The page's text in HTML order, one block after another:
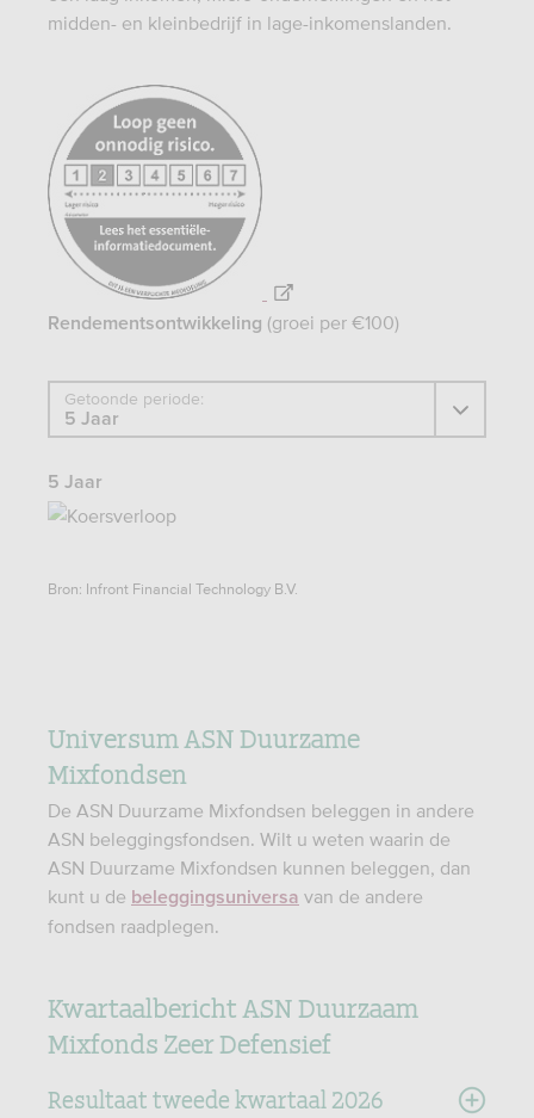
midden- en kleinbedrijf in lage-inkomenslanden.
https://www.afm.nl/nl-
nl/sector/themas/dienstverlening-
aan-
consumenten/informatieverstrekking/essentiele-
informatiedocument-
eid
Rendementsontwikkeling (groei per €100)
Getoonde periode:
5 Jaar
Bron: Infront Financial Technology B.V.
Universum ASN Duurzame
Mixfondsen
De ASN Duurzame Mixfondsen beleggen in andere
ASN beleggingsfondsen. Wilt u weten waarin de
ASN Duurzame Mixfondsen kunnen beleggen, dan
kunt u de beleggingsuniversa van de andere
fondsen raadplegen.
Kwartaalbericht ASN Duurzaam
Mixfonds Zeer Defensief
Resultaat tweede kwartaal 2026